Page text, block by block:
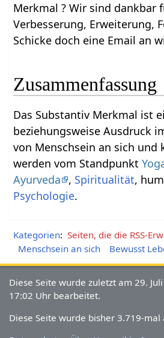
Merkmal‏‎ ? Wir sind dankbar für jede Ergänzung,
Verbesserung, Erweiterung,
Schicke doch eine Email an
Zusammenfassung
Das Substantiv Merkmal‏‎ ist ein Wort
beziehungsweise Ausdruck
von Menschsein an sich
werden vom Standpunkt
Ayurveda
, Spiritualität,
Psychologie.
Kategorien: Seiten, die die RSS-
Menschsein an sich
Bewusst
Diese Seite wurde zuletzt am 29.
17:02 Uhr bearbeitet.
Diese Seite wurde bisher 3.719-mal